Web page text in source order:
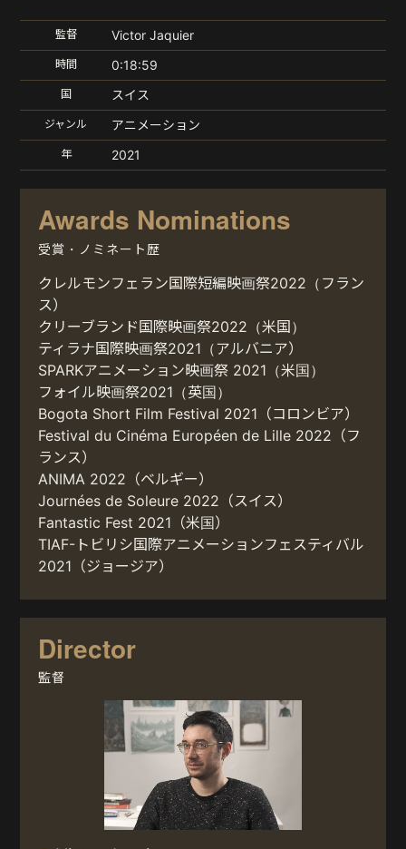
監督 Victor Jaquier
時間 0:18:59
国 スイス
ジャンル アニメーション
年 2021
Awards Nominations
受賞・ノミネート歴
クレルモンフェラン国際短編映画祭2022（フラン
ス）
クリーブランド国際映画祭2022（米国）
ティラナ国際映画祭2021（アルバニア）
SPARKアニメーション映画祭 2021（米国）
フォイル映画祭2021（英国）
Bogota Short Film Festival 2021（コロンビア）
Festival du Cinéma Européen de Lille 2022（フ
ランス）
ANIMA 2022（ベルギー）
Journées de Soleure 2022（スイス）
Fantastic Fest 2021（米国）
TIAF-トビリシ国際アニメーションフェスティバル
2021（ジョージア）
Director
監督